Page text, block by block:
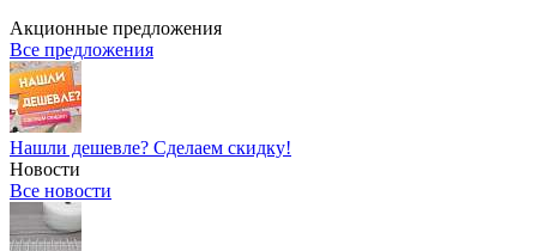
Акционные предложения
Все предложения
Нашли дешевле? Сделаем скидку!
Новости
Все новости